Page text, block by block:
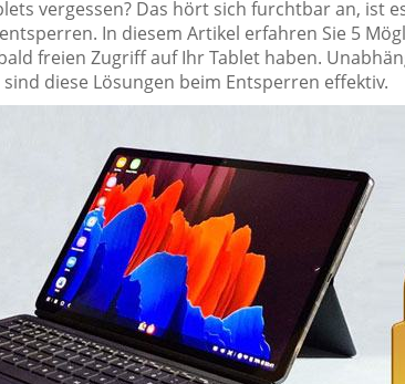
vergessen? Das hört sich furchtbar an, ist
In diesem Artikel erfahren Sie 5
freien Zugriff auf Ihr Tablet haben.
diese Lösungen beim Entsperren effektiv.